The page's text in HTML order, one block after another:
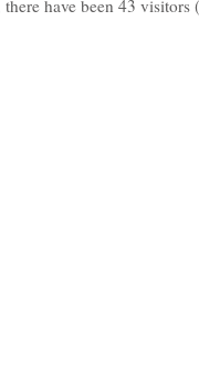
there have been 43